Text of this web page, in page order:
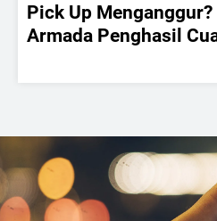
Pick Up
Armada Penghasil